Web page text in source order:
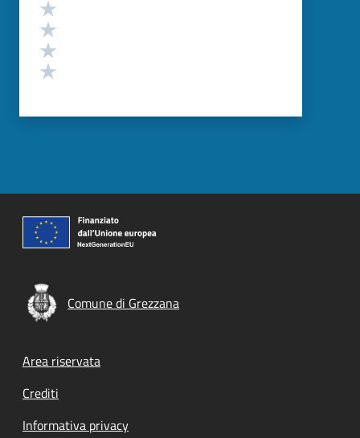
Comune di Grezzana
Footer menu
Area riservata
Crediti
Informativa privacy